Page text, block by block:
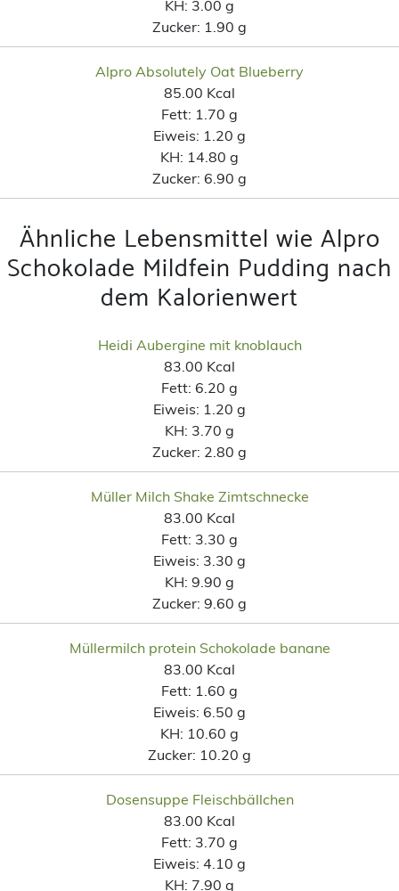
KH: 3.00 g
Zucker: 1.90 g
Alpro Absolutely Oat Blueberry
85.00 Kcal
Fett: 1.70 g
Eiweis: 1.20 g
KH: 14.80 g
Zucker: 6.90 g
Ähnliche Lebensmittel wie Alpro
Schokolade Mildfein Pudding nach
dem Kalorienwert
Heidi Aubergine mit knoblauch
83.00 Kcal
Fett: 6.20 g
Eiweis: 1.20 g
KH: 3.70 g
Zucker: 2.80 g
Müller Milch Shake Zimtschnecke
83.00 Kcal
Fett: 3.30 g
Eiweis: 3.30 g
KH: 9.90 g
Zucker: 9.60 g
Müllermilch protein Schokolade banane
83.00 Kcal
Fett: 1.60 g
Eiweis: 6.50 g
KH: 10.60 g
Zucker: 10.20 g
Dosensuppe Fleischbällchen
83.00 Kcal
Fett: 3.70 g
Eiweis: 4.10 g
KH: 7.90 g